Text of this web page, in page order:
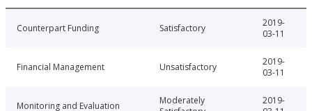
Counterpart Funding Satisfactory
2019-
03-11
Financial Management Unsatisfactory
2019-
03-11
Monitoring and Evaluation
Moderately
2019-